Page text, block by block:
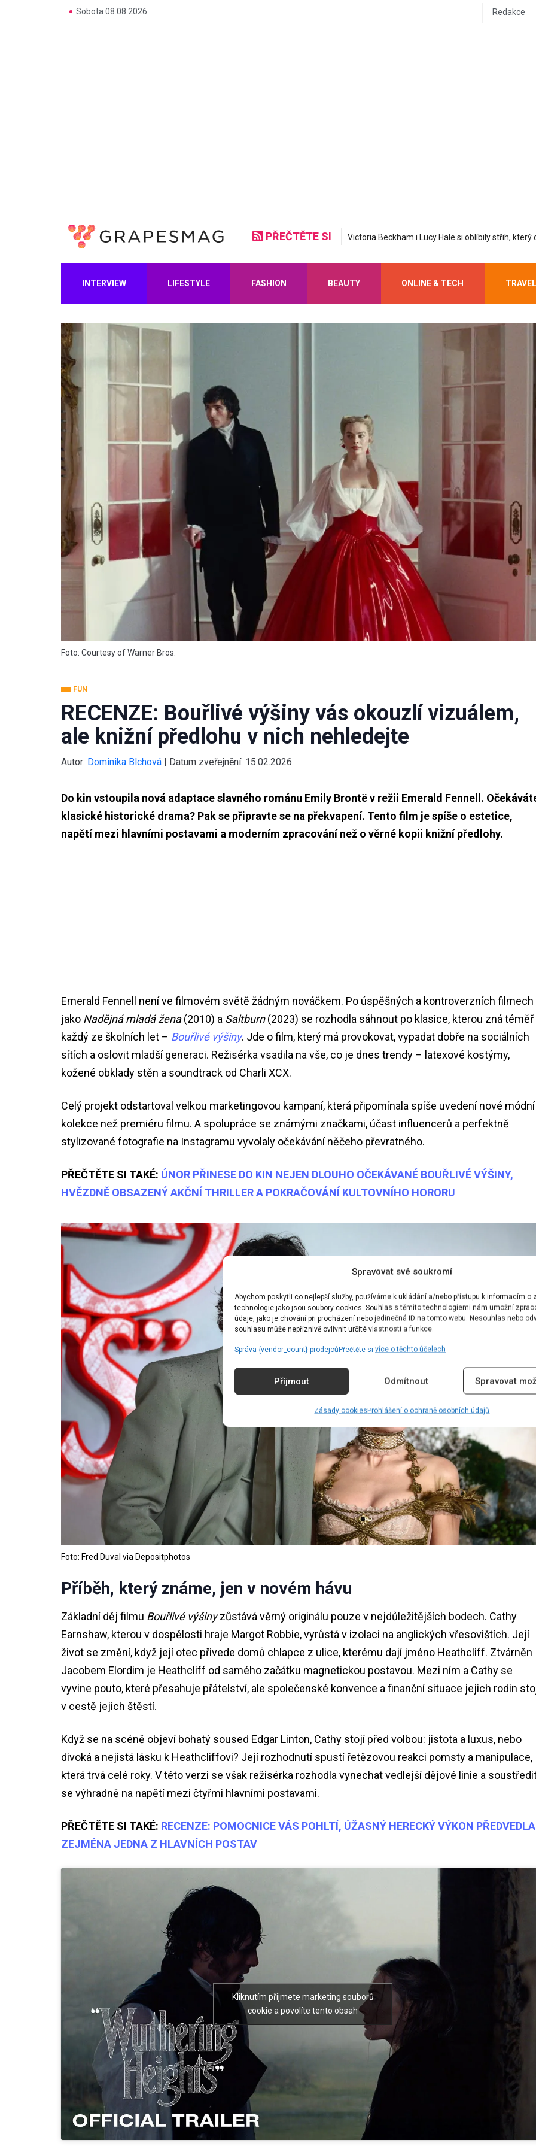
Spravovat své soukromí
Abychom poskytli co nejlepší služby, používáme k ukládání a/nebo přístupu k informacím o
technologie jako jsou soubory cookies. Souhlas s těmito technologiemi nám umožní
údaje, jako je chování při procházení nebo jedinečná ID na tomto webu. Nesouhlas nebo
souhlasu může nepříznivě ovlivnit určité vlastnosti a funkce.
Správa {vendor_count} prodejcůPřečtěte si více o těchto účelech
Příjmout Odmítnout Spravovat
Zásady cookiesProhlášení o ochraně osobních údajů
Sobota 08.08.2026 Redakce
PŘEČTĚTE SI Mastná nerovná se hydratovaná: Korejská
INTERVIEW LIFESTYLE FASHION BEAUTY ONLINE & TECH TRAVEL
Foto: Courtesy of Warner Bros.
FUN
RECENZE: Bouřlivé výšiny vás okouzlí vizuálem,
ale knižní předlohu v nich nehledejte
Autor: Dominika Blchová | Datum zveřejnění: 15.02.2026
Do kin vstoupila nová adaptace slavného románu Emily Brontë v režii Emerald Fennell.
klasické historické drama? Pak se připravte se na překvapení. Tento film je spíše o estetice,
napětí mezi hlavními postavami a moderním zpracování než o věrné kopii knižní předlohy.
Emerald Fennell není ve filmovém světě žádným nováčkem. Po úspěšných a kontroverzních filmech
jako Nadějná mladá žena(2010) a Saltburn(2023) se rozhodla sáhnout po klasice, kterou zná téměř
každý ze školních let – Bouřlivé výšiny. Jde o film, který má provokovat, vypadat dobře na sociálních
sítích a oslovit mladší generaci. Režisérka vsadila na vše, co je dnes trendy – latexové kostýmy,
kožené obklady stěn a soundtrack od Charli XCX.
Celý projekt odstartoval velkou marketingovou kampaní, která připomínala spíše uvedení nové módní
kolekce než premiéru filmu. A spolupráce se známými značkami, účast influencerů a perfektně
stylizované fotografie na Instagramu vyvolaly očekávání něčeho převratného.
PŘEČTĚTE SI TAKÉ: ÚNOR PŘINESE DO KIN NEJEN DLOUHO OČEKÁVANÉ BOUŘLIVÉ VÝŠINY,
HVĚZDNĚ OBSAZENÝ AKČNÍ THRILLER A POKRAČOVÁNÍ KULTOVNÍHO HORORU
Foto: Fred Duval via Depositphotos
Příběh, který známe, jen v novém hávu
Základní děj filmu Bouřlivé výšinyzůstává věrný originálu pouze v nejdůležitějších bodech. Cathy
Earnshaw, kterou v dospělosti hraje Margot Robbie, vyrůstá v izolaci na anglických vřesovištích. Její
život se změní, když její otec přivede domů chlapce z ulice, kterému dají jméno Heathcliff. Ztvárněn
Jacobem Elordim je Heathcliff od samého začátku magnetickou postavou. Mezi ním a Cathy se
vyvine pouto, které přesahuje přátelství, ale společenské konvence a finanční situace jejich rodin
v cestě jejich štěstí.
Když se na scéně objeví bohatý soused Edgar Linton, Cathy stojí před volbou: jistota a luxus, nebo
divoká a nejistá lásku k Heathcliffovi? Její rozhodnutí spustí řetězovou reakci pomsty a manipulace,
která trvá celé roky. V této verzi se však režisérka rozhodla vynechat vedlejší dějové linie a
se výhradně na napětí mezi čtyřmi hlavními postavami.
PŘEČTĚTE SI TAKÉ: RECENZE: POMOCNICE VÁS POHLTÍ, ÚŽASNÝ HERECKÝ VÝKON PŘEDVEDLA
ZEJMÉNA JEDNA Z HLAVNÍCH POSTAV
Kliknutím přijmete marketing souborů
cookie a povolíte tento obsah